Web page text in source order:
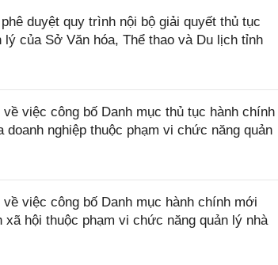
duyệt quy trình nội bộ giải quyết thủ tục
của Sở Văn hóa, Thể thao và Du lịch tỉnh
việc công bố Danh mục thủ tục hành chính
nghiệp thuộc phạm vi chức năng quản
việc công bố Danh mục hành chính mới
hội thuộc phạm vi chức năng quản lý nhà